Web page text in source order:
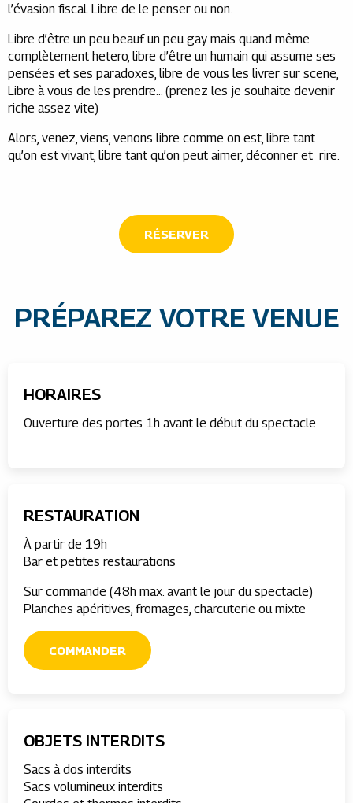
l’évasion fiscal. Libre de le penser ou non.
Libre d’être un peu beauf un peu gay mais quand même
complètement hetero, libre d’être un humain qui assume ses
pensées et ses paradoxes, libre de vous les livrer sur scene,
Libre à vous de les prendre… (prenez les je souhaite devenir
riche assez vite)
Alors, venez, viens, venons libre comme on est, libre tant
qu’on est vivant, libre tant qu’on peut aimer, déconner et rire.
RÉSERVER
PRÉPAREZ VOTRE VENUE
HORAIRES
Ouverture des portes 1h avant le début du spectacle
RESTAURATION
À partir de 19h
Bar et petites restaurations
Sur commande (48h max. avant le jour du spectacle)
Planches apéritives, fromages, charcuterie ou mixte
COMMANDER
OBJETS INTERDITS
Sacs à dos interdits
Sacs volumineux interdits